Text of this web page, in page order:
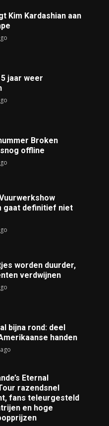
Kim Kardashian aan
jaar weer
Broken
offline
gaat definitief niet
worden duurder,
verdwijnen
bijna rond: deel
handen
Eternal
razendsnel
fans teleurgesteld
en hoge